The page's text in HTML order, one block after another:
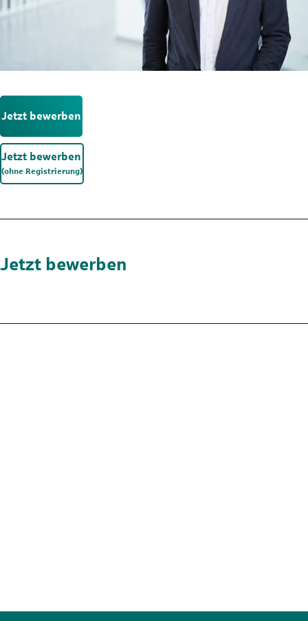
Jetzt bewerben
Jetzt bewerben
(ohne Registrierung)
Jetzt bewerben